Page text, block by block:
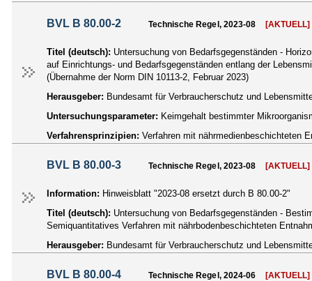
BVL B 80.00-2 Technische Regel, 2023-08 [AKTUELL]
Titel (deutsch): Untersuchung von Bedarfsgegenständen -
auf Einrichtungs- und Bedarfsgegenständen entlang der
(Übernahme der Norm DIN 10113-2, Februar 2023)
Herausgeber: Bundesamt für Verbraucherschutz und
Untersuchungsparameter: Keimgehalt bestimmter
Verfahrensprinzipien: Verfahren mit nährmedienbeschichteten
BVL B 80.00-3 Technische Regel, 2023-08 [AKTUELL]
Information: Hinweisblatt "2023-08 ersetzt durch B 80.00-2"
Titel (deutsch): Untersuchung von Bedarfsgegenständen -
Semiquantitatives Verfahren mit nährbodenbeschichteten
Herausgeber: Bundesamt für Verbraucherschutz und
BVL B 80.00-4 Technische Regel, 2024-06 [AKTUELL]